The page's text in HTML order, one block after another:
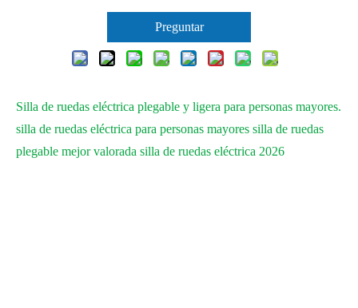
Preguntar
Silla de ruedas eléctrica plegable y ligera para personas mayores.
silla de ruedas eléctrica para personas mayores silla de ruedas
plegable mejor valorada silla de ruedas eléctrica 2026